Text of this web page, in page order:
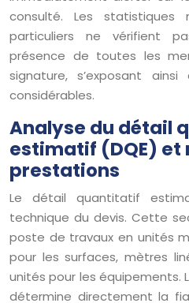
consulté. Les statistiques
particuliers ne vérifient
présence de toutes les
signature, s’exposant
considérables.
Analyse du détail
estimatif (DQE) et
prestations
Le détail quantitatif
technique du devis. Cette
poste de travaux en unités
pour les surfaces, mètres
unités pour les équipements.
détermine directement la